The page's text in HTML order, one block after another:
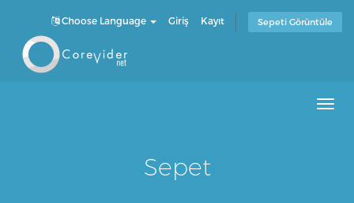
Choose Language Giriş Kayıt Sepeti Görüntüle
Sepet